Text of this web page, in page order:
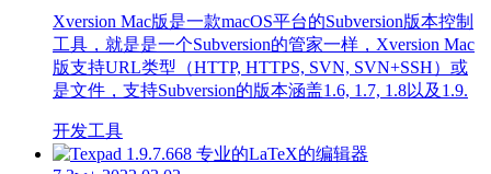
Xversion Mac版是一款macOS平台的Subversion版本控制
工具，就是是一个Subversion的管家一样，Xversion Mac
版支持URL类型（HTTP, HTTPS, SVN, SVN+SSH）或
是文件，支持Subversion的版本涵盖1.6, 1.7, 1.8以及1.9.
开发工具